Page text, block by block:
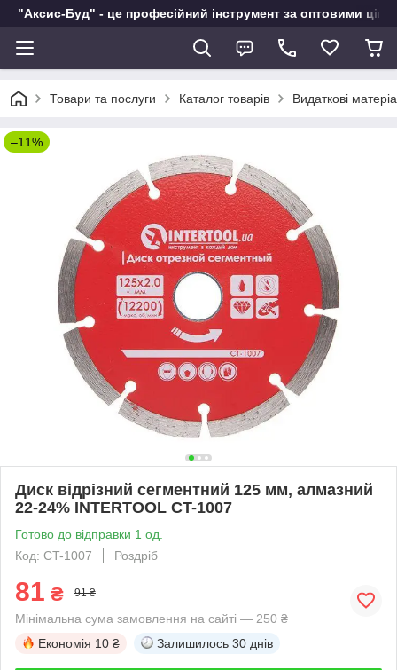
"Аксис-Буд" - це професійний інструмент за оптовими
Товари та послуги Каталог товарів Видаткові
–11%
Диск відрізний сегментний 125 мм, алмазний
22-24% INTERTOOL CT-1007
Готово до відправки 1 од.
Код: CT-1007
Роздріб
81 ₴ 91 ₴
Мінімальна сума замовлення на сайті — 250 ₴
Економія 10 ₴ Залишилось 30 днів